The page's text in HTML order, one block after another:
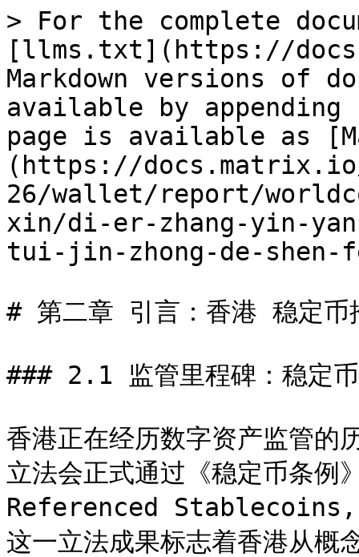
> For the complete
[llms.txt](https://
Markdown versions of
available by
page is available as
(https://
26/wallet/report/
xin/di-er-zhang-yin-
tui-jin-zhong-de-shen-
# 第二章 引言：香港 稳定币
### 2.1 监管里程碑：稳定
香港正在经历数字资产监管的
立法会正式通过《稳定币条
Referenced Stablecoins,
这一立法成果标志着香港从概